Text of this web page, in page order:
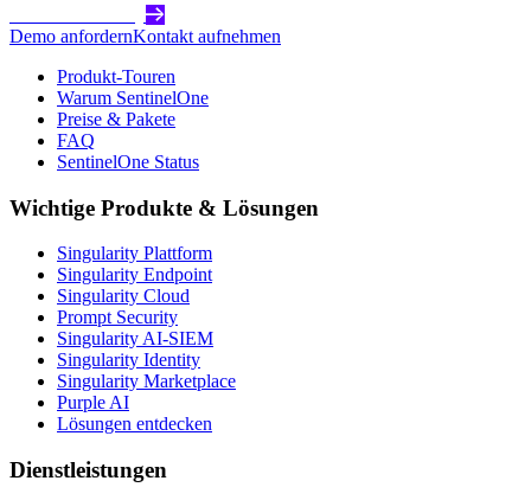
Demo anfordernKontakt aufnehmen
Produkt-Touren
Warum SentinelOne
Preise & Pakete
FAQ
SentinelOne Status
Wichtige Produkte & Lösungen
Singularity Plattform
Singularity Endpoint
Singularity Cloud
Prompt Security
Singularity AI-SIEM
Singularity Identity
Singularity Marketplace
Purple AI
Lösungen entdecken
Dienstleistungen